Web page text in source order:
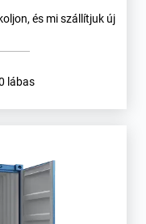
és mi szállítjuk új
lábas